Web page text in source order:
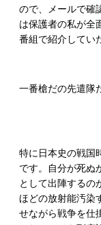
ので、メールで確
は保護者の私が全
番組で紹介してい
一番槍だの先遣隊
特に日本史の戦国
です。自分が死ぬ
として出陣するの
ほどの放射能汚染
せながら戦争を仕